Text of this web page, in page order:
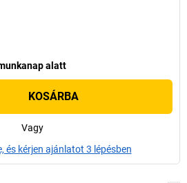
alatt
KOSÁRBA
Vagy
és kérjen ajánlatot 3 lépésben